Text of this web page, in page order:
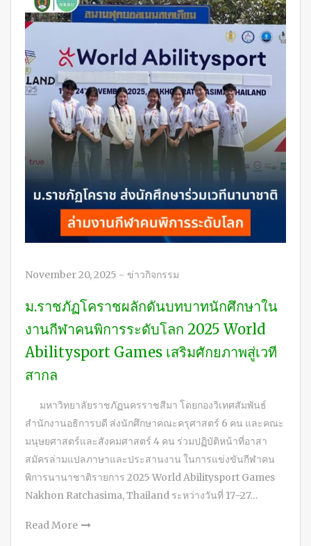
November 20, 2025 - ข่าวกิจกรรม
ม.ราชภัฏโคราชผลักดันบทบาทนักศึกษาใน
งานกีฬาคนพิการระดับโลก 2025 World
Abilitysport Games เสริมศักยภาพสู่เวที
สากล
มหาวิทยาลัยราชภัฏนครราชสีมา โดยกองวิเทศสัมพันธ์
สำนักงานอธิการบดี ส่งนักศึกษาคณะครุศาสตร์ 6 คน และคณะ
มนุษยศาสตร์และสังคมศาสตร์ 4 คน ร่วมปฏิบัติหน้าที่อาสา
สมัครล่ามแปลภาษาและประสานงาน ในการแข่งขันกีฬาคน
พิการนานาชาติรายการ 2025 World Abilitysport Games
Nakhon Ratchasima, Thailand ระหว่างวันที่ 17–27…
Read More